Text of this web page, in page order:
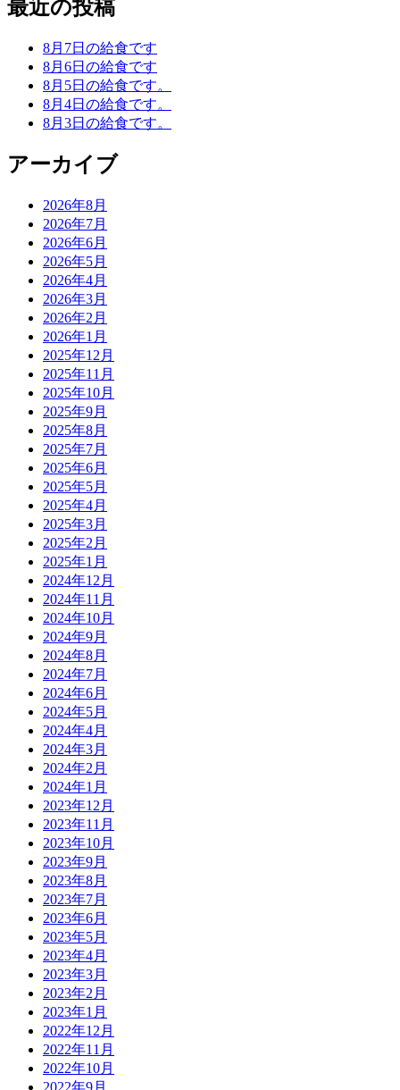
最近の投稿
8月7日の給食です
8月6日の給食です
8月5日の給食です。
8月4日の給食です。
8月3日の給食です。
アーカイブ
2026年8月
2026年7月
2026年6月
2026年5月
2026年4月
2026年3月
2026年2月
2026年1月
2025年12月
2025年11月
2025年10月
2025年9月
2025年8月
2025年7月
2025年6月
2025年5月
2025年4月
2025年3月
2025年2月
2025年1月
2024年12月
2024年11月
2024年10月
2024年9月
2024年8月
2024年7月
2024年6月
2024年5月
2024年4月
2024年3月
2024年2月
2024年1月
2023年12月
2023年11月
2023年10月
2023年9月
2023年8月
2023年7月
2023年6月
2023年5月
2023年4月
2023年3月
2023年2月
2023年1月
2022年12月
2022年11月
2022年10月